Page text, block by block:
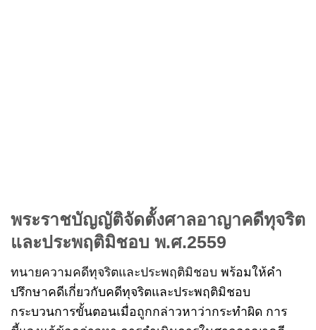
พระราชบัญญัติจัดตั้งศาลอาญาคดีทุจริต
และประพฤติมิชอบ พ.ศ.2559
ทนายความคดีทุจริตและประพฤติมิชอบ พร้อมให้คำ
ปรึกษาคดีเกี่ยวกับคดีทุจริตและประพฤติมิชอบ
กระบวนการขั้นตอนเมื่อถูกกล่าวหาว่ากระทำผิด การ